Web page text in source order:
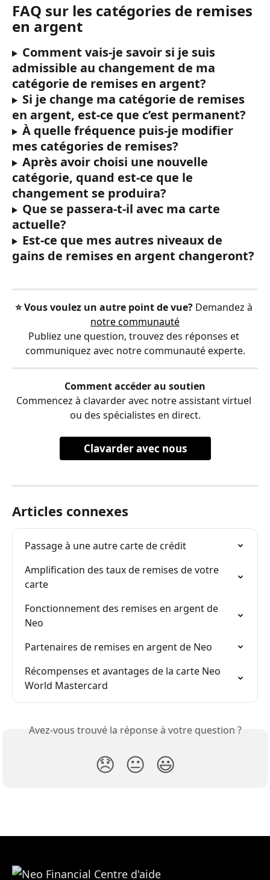
FAQ sur les catégories de remises
en argent
Comment vais-je savoir si je suis
admissible au changement de ma
catégorie de remises en argent?
Si je change ma catégorie de remises
en argent, est-ce que c’est permanent?
À quelle fréquence puis-je modifier
mes catégories de remises?
Après avoir choisi une nouvelle
catégorie, quand est-ce que le
changement se produira?
Que se passera-t-il avec ma carte
actuelle?
Est-ce que mes autres niveaux de
gains de remises en argent changeront?
⭐️ Vous voulez un autre point de vue? Demandez à
notre communauté
Publiez une question, trouvez des réponses et
communiquez avec notre communauté experte.
Comment accéder au soutien
Commencez à clavarder avec notre assistant virtuel
ou des spécialistes en direct.
Clavarder avec nous
Articles connexes
Passage à une autre carte de crédit
Amplification des taux de remises de votre
carte
Fonctionnement des remises en argent de
Neo
Partenaires de remises en argent de Neo
Récompenses et avantages de la carte Neo
World Mastercard
Avez-vous trouvé la réponse à votre question ?
😞 😐 😃